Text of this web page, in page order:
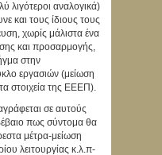
λιγότεροι αναλογικά)
και τους ίδιους τους
χωρίς μάλιστα ένα
και προσαρμογής,
στην
εργασιών (μείωση
στοιχεία της ΕΕΕΠ).
σε αυτούς
πως σύντομα θα
μέτρα-μείωση
λειτουργίας κ.λ.π-